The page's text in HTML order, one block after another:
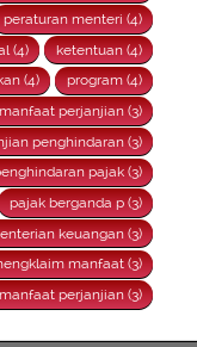
peraturan menteri (4)
(4)
ketentuan (4)
(4)
program (4)
perjanjian (3)
penghindaran (3)
pajak (3)
pajak berganda p (3)
keuangan (3)
manfaat (3)
perjanjian (3)